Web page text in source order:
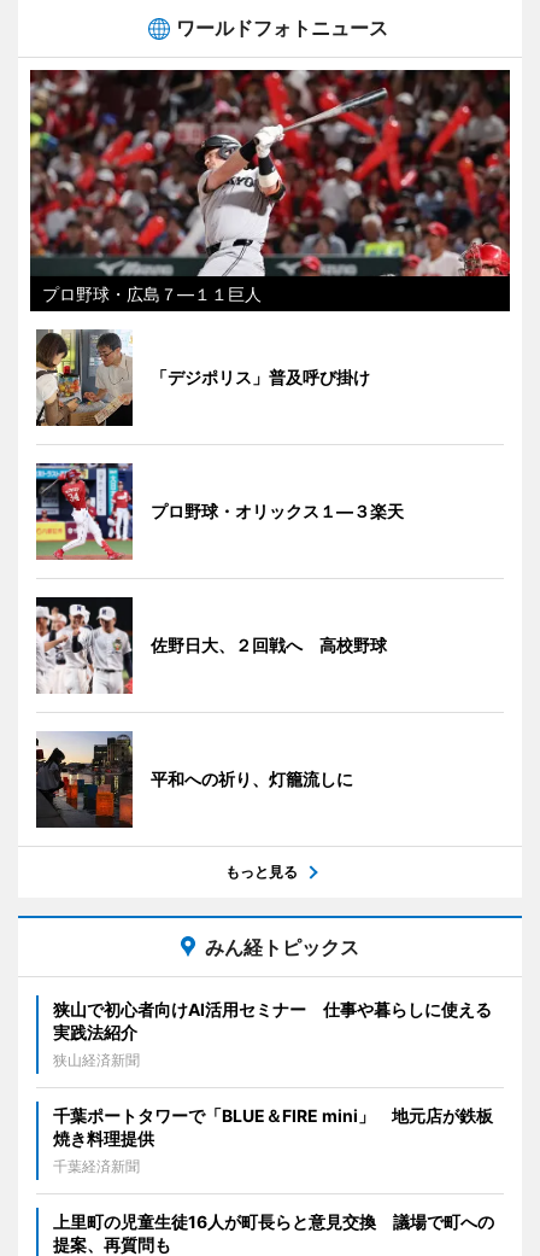
ワールドフォトニュース
プロ野球・広島７―１１巨人
「デジポリス」普及呼び掛け
プロ野球・オリックス１―３楽天
佐野日大、２回戦へ 高校野球
平和への祈り、灯籠流しに
もっと見る
みん経トピックス
狭山で初心者向けAI活用セミナー 仕事や暮らしに使える
実践法紹介
狭山経済新聞
千葉ポートタワーで「BLUE＆FIRE mini」 地元店が鉄板
焼き料理提供
千葉経済新聞
上里町の児童生徒16人が町長らと意見交換 議場で町への
提案、再質問も